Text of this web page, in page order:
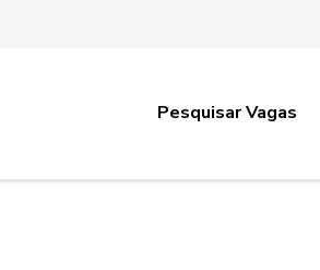
Pesquisar Vagas